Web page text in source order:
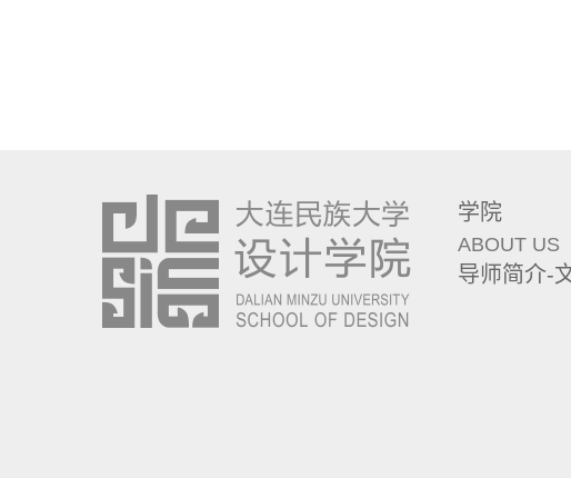
学院
ABOUT US
导师简介-